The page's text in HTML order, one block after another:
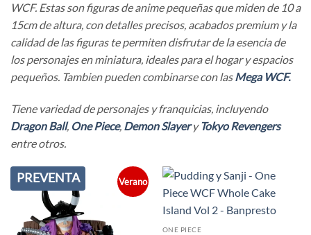
WCF. Estas son figuras de anime pequeñas que miden de 10 a
15cm de altura, con detalles precisos, acabados premium y la
calidad de las figuras te permiten disfrutar de la esencia de
los personajes en miniatura, ideales para el hogar y espacios
pequeños. Tambien pueden combinarse con lasMega WCF.
Tiene variedad de personajes y franquicias, incluyendo
Dragon Ball, One Piece, Demon SlayeryTokyo Revengers
entre otros.
PREVENTA Verano
ONE PIECE